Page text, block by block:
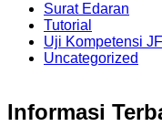
Surat Edaran
Tutorial
Uji Kompetensi JF
Uncategorized
Informasi